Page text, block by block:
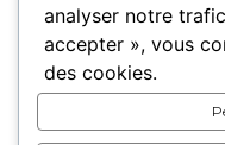
Accueil
Pour les
analyser notre
accepter », vous
des cookies.